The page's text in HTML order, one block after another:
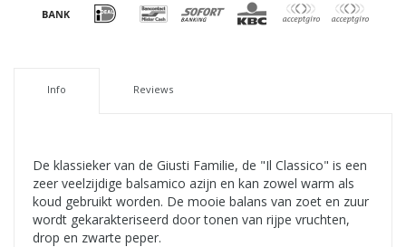
Info Reviews
De klassieker van de Giusti Familie, de "Il Classico" is een
zeer veelzijdige balsamico azijn en kan zowel warm als
koud gebruikt worden. De mooie balans van zoet en zuur
wordt gekarakteriseerd door tonen van rijpe vruchten,
drop en zwarte peper.